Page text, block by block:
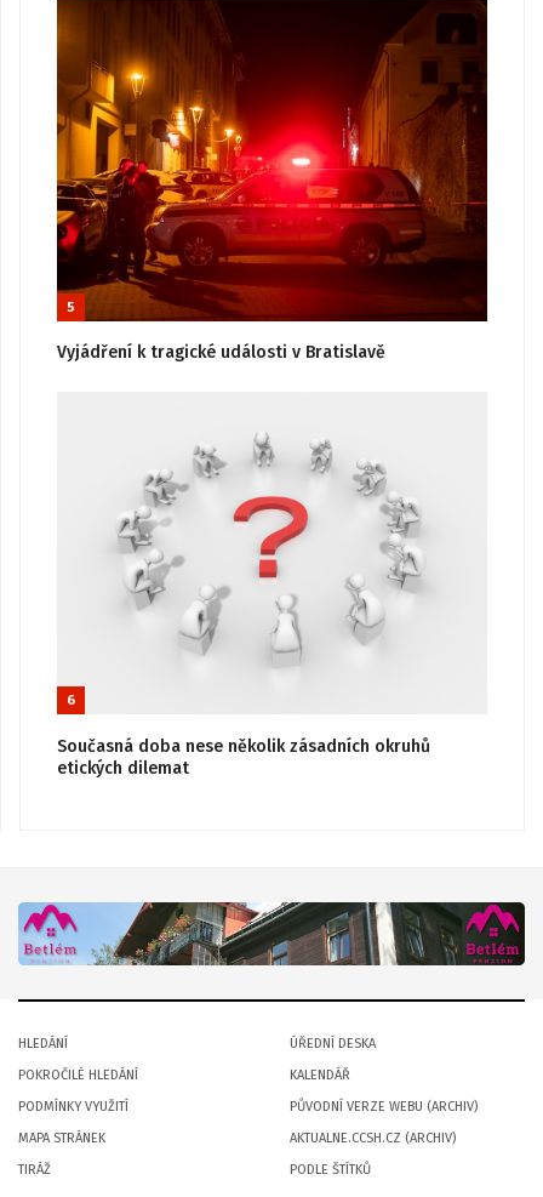
5
Vyjádření k tragické události v Bratislavě
6
Současná doba nese několik zásadních okruhů
etických dilemat
HLEDÁNÍ
POKROČILÉ HLEDÁNÍ
PODMÍNKY VYUŽITÍ
MAPA STRÁNEK
TIRÁŽ
ÚŘEDNÍ DESKA
KALENDÁŘ
PŮVODNÍ VERZE WEBU (ARCHIV)
AKTUALNE.CCSH.CZ (ARCHIV)
PODLE ŠTÍTKŮ